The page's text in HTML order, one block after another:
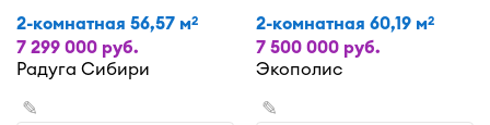
2-комнатная 56,57 м2
7 299 000 руб.
Радуга Сибири
2-комнатная 60,19 м2
7 500 000 руб.
Экополис
✎ ✎